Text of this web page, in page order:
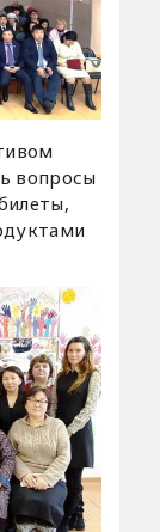
вопросы